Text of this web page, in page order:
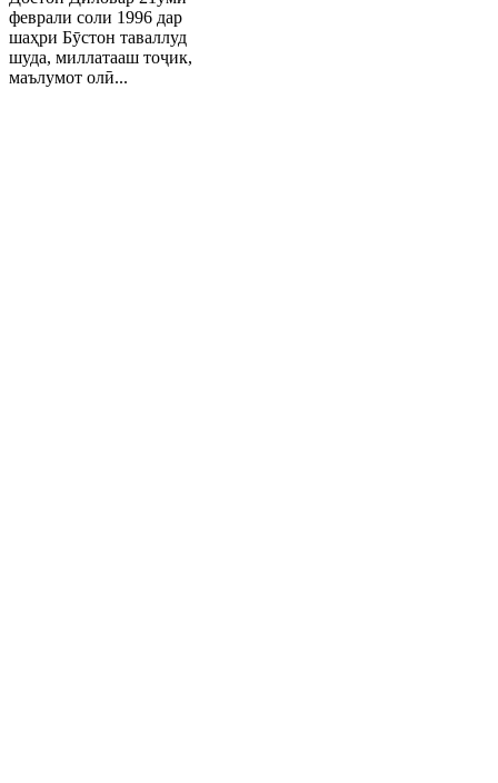
феврали соли 1996 дар
шаҳри Бӯстон таваллуд
шуда, миллатааш тоҷик,
маълумот олӣ...